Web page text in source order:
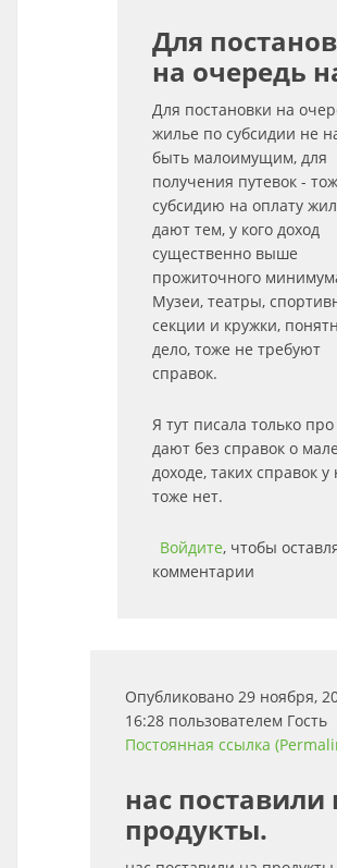
Для
на очередь
Для постановки на
жилье по субсидии не
быть малоимущим, для
получения путевок -
субсидию на оплату
дают тем, у кого доход
существенно выше
прожиточного
Музеи, театры,
секции и кружки,
дело, тоже не требуют
справок.
Я тут писала только про
дают без справок о
доходе, таких справок у
тоже нет.
Войдите, чтобы
комментарии
Опубликовано 29 ноября,
16:28 пользователем Гость
Постоянная ссылка
нас поставили
продукты.